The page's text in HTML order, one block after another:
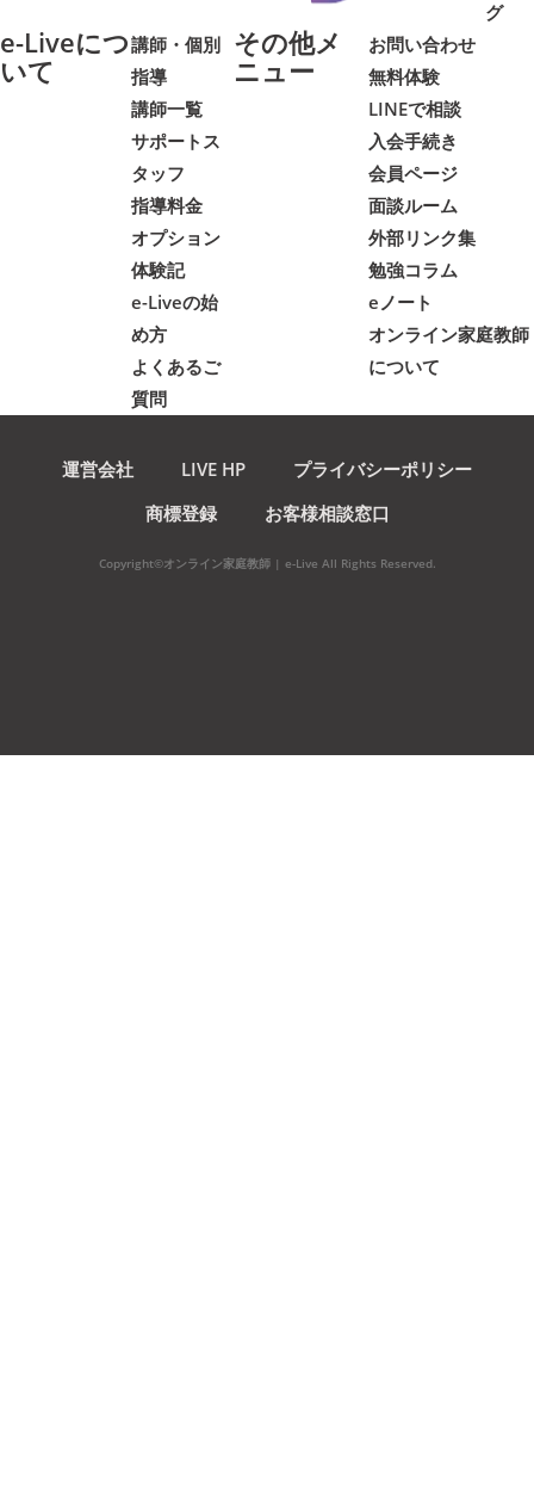
グ
e-Liveにつ
いて
講師・個別
指導
講師一覧
サポートス
タッフ
指導料金
オプション
体験記
e-Liveの始
め方
よくあるご
質問
その他メ
ニュー
お問い合わせ
無料体験
LINEで相談
入会手続き
会員ページ
面談ルーム
外部リンク集
勉強コラム
eノート
オンライン家庭教師
について
運営会社 LIVE HP
プライバシーポリシー
商標登録
お客様相談窓口
Copyright©オンライン家庭教師 | e-Live All Rights Reserved.